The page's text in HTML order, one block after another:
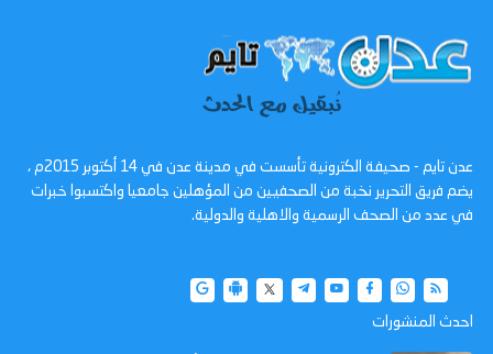
عدن تايم - صحيفة الكترونية تأسست في مدينة عدن في 14 أكتوبر 2015م ،
يضم فريق التحرير نخبة من الصحفيين من المؤهلين جامعيا واكتسبوا خبرات
في عدد من الصحف الرسمية والاهلية والدولية.
احدث المنشورات